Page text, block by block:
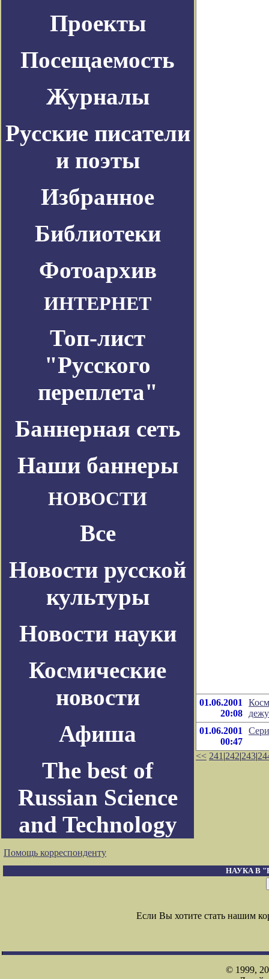
Проекты
Посещаемость
Журналы
Русские писатели
и поэты
Избранное
Библиотеки
Фотоархив
ИНТЕРНЕТ
Топ-лист
"Русского
переплета"
Баннерная сеть
Наши баннеры
НОВОСТИ
Все
Новости русской
культуры
Новости науки
Космические
новости
Афиша
The best of
Russian Science
and Technology
01.06.2001
20:08
01.06.2001
00:47
<< 241 |242|243|
Помощь корреспонденту
НАУКА В
Если Вы хотите стать нашим
© 1999,